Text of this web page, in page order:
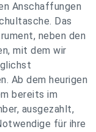
Anschaffungen
Das
neben den
mit dem wir
Ab dem heurigen
bereits im
ausgezahlt,
für ihre